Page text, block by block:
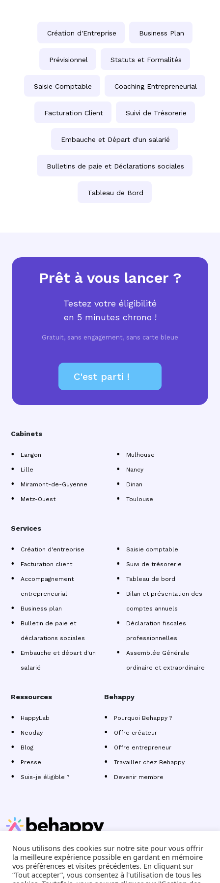
Création d'Entreprise Business Plan
Prévisionnel Statuts et Formalités
Saisie Comptable Coaching Entrepreneurial
Facturation Client Suivi de Trésorerie
Embauche et Départ d'un salarié
Bulletins de paie et Déclarations sociales
Tableau de Bord
Prêt à vous lancer ?
Testez votre éligibilité
en 5 minutes chrono !
Gratuit, sans engagement, sans carte bleue
C'est parti !
Cabinets
Langon
Lille
Miramont-de-Guyenne
Metz-Ouest
Mulhouse
Nancy
Dinan
Toulouse
Services
Création d'entreprise
Facturation client
Accompagnement
entrepreneurial
Business plan
Bulletin de paie et
déclarations sociales
Embauche et départ d'un
salarié
Saisie comptable
Suivi de trésorerie
Tableau de bord
Bilan et présentation des
comptes annuels
Déclaration fiscales
professionnelles
Assemblée Générale
ordinaire et extraordinaire
Ressources
HappyLab
Neoday
Blog
Presse
Suis-je éligible ?
Behappy
Pourquoi Behappy ?
Offre créateur
Offre entrepreneur
Travailler chez Behappy
Devenir membre
Behappy est une communauté d'experts-comptables
indépendantsqui aide les créateurs et dirigeants de TPE à faire
décoller leur business
Nous utilisons des cookies sur notre site pour vous offrir
la meilleure expérience possible en gardant en mémoire
vos préférences et visites précédentes. En cliquant sur
“Tout accepter”, vous consentez à l'utilisation de tous les